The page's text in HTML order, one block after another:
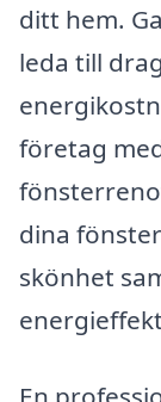
ditt hem.
leda till
företag
dina
skönhet